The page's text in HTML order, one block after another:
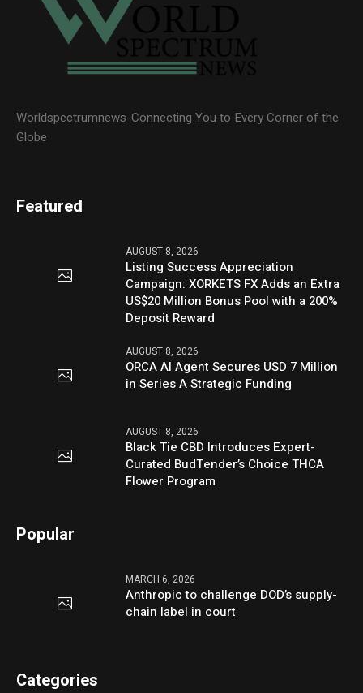
Worldspectrumnews-Connecting You to Every Corner of the
Globe
Featured
AUGUST 8, 2026
Listing Success Appreciation
Campaign: XORKETS FX Adds an Extra
US$20 Million Bonus Pool with a 200%
Deposit Reward
AUGUST 8, 2026
ORCA AI Agent Secures USD 7 Million
in Series A Strategic Funding
AUGUST 8, 2026
Black Tie CBD Introduces Expert-
Curated BudTender’s Choice THCA
Flower Program
Popular
MARCH 6, 2026
Anthropic to challenge DOD’s supply-
chain label in court
Categories